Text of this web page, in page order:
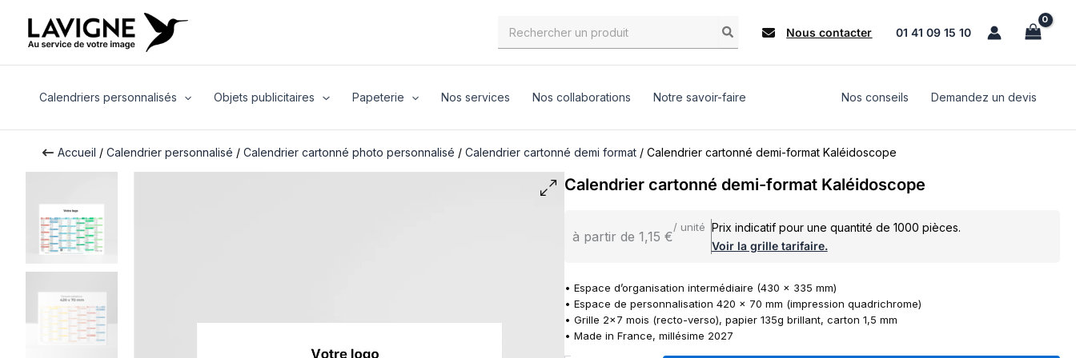
contenu
for:
Nous contacter 01 41 09 15 10
Calendriers personnalisés Objets publicitaires Papeterie Nos services Nos collaborations Notre savoir-faire Nos conseils Demandez un devis
Accueil / Calendrier personnalisé / Calendrier cartonné photo personnalisé / Calendrier cartonné demi format / Calendrier cartonné demi-format Kaléidoscope
Calendrier cartonné demi-format Kaléidoscope
à partir de 1,15 €
/ unité Prix indicatif pour une quantité de 1000 pièces.
Voir la grille tarifaire.
• Espace d’organisation intermédiaire (430 x 335 mm)
• Espace de personnalisation 420 x 70 mm (impression quadrichrome)
• Grille 2×7 mois (recto-verso), papier 135g brillant, carton 1,5 mm
• Made in France, millésime 2027